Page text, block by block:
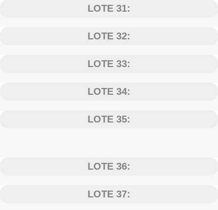
LOTE 31:
LOTE 32:
LOTE 33:
LOTE 34:
LOTE 35:
LOTE 36:
LOTE 37: